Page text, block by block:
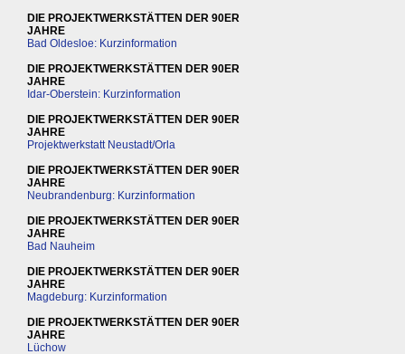
DIE PROJEKTWERKSTÄTTEN DER 90ER
JAHRE
Bad Oldesloe: Kurzinformation
DIE PROJEKTWERKSTÄTTEN DER 90ER
JAHRE
Idar-Oberstein: Kurzinformation
DIE PROJEKTWERKSTÄTTEN DER 90ER
JAHRE
Projektwerkstatt Neustadt/Orla
DIE PROJEKTWERKSTÄTTEN DER 90ER
JAHRE
Neubrandenburg: Kurzinformation
DIE PROJEKTWERKSTÄTTEN DER 90ER
JAHRE
Bad Nauheim
DIE PROJEKTWERKSTÄTTEN DER 90ER
JAHRE
Magdeburg: Kurzinformation
DIE PROJEKTWERKSTÄTTEN DER 90ER
JAHRE
Lüchow